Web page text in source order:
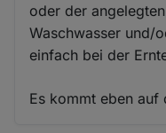
oder der
Waschwasser und/
einfach bei der
Es kommt eben auf